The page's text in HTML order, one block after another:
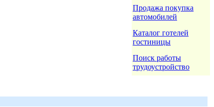
Продажа покупка
автомобилей
Каталог готелей
гостиницы
Поиск работы
трудоустройство